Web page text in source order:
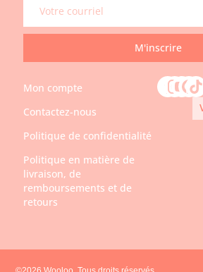
M'inscrire
Mon compte
Contactez-nous
Politique de confidentialité
Politique en matière de
livraison, de
remboursements et de
retours